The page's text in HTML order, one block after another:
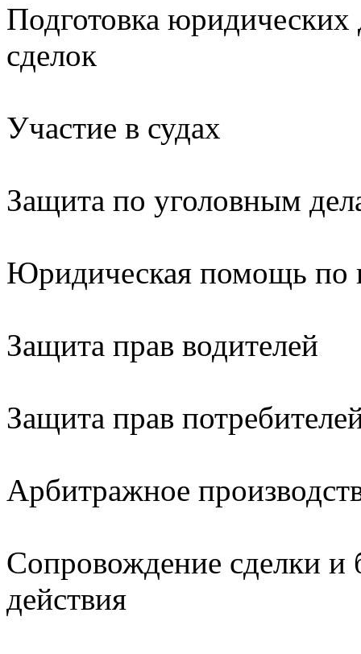
Подготовка
сделок
Участие в судах
Защита по уголовным
Юридическая помощь по
Защита прав водителей
Защита прав
Арбитражное
Сопровождение сделки и
действия